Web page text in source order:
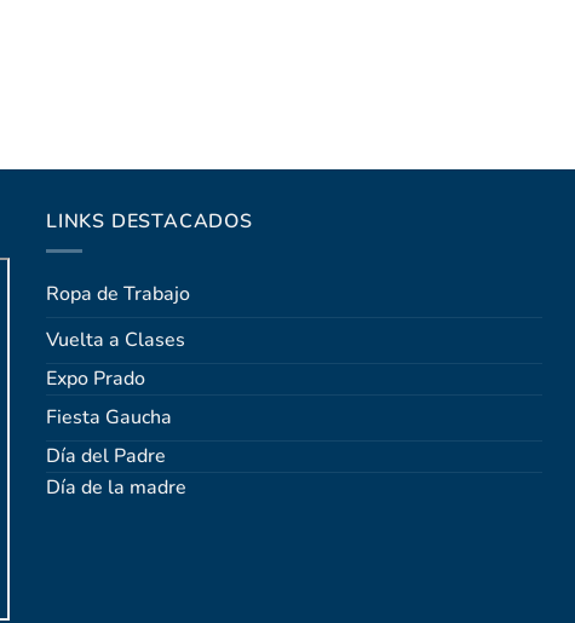
LINKS DESTACADOS
Ropa de Trabajo
Vuelta a Clases
Expo Prado
Fiesta Gaucha
Día del Padre
Día de la madre